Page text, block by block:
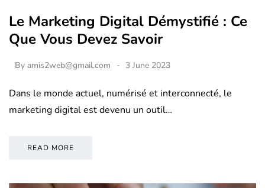
Le Marketing Digital Démystifié : Ce
Que Vous Devez Savoir
By amis2web@gmail.com 3 June 2023
Dans le monde actuel, numérisé et interconnecté, le
marketing digital est devenu un outil…
READ MORE